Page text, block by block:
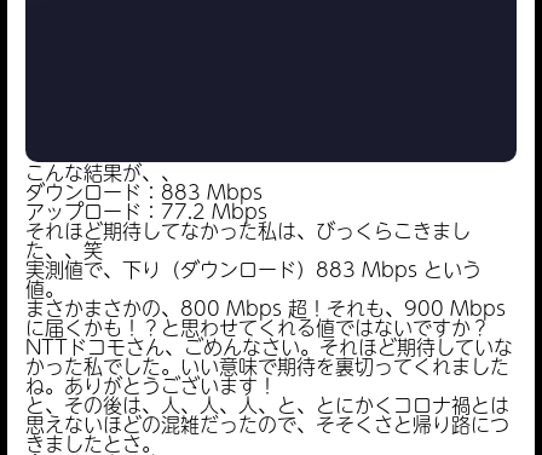
こんな結果が、、
ダウンロード：883 Mbps
アップロード：77.2 Mbps
それほど期待してなかった私は、びっくらこきまし
た、、笑
実測値で、下り（ダウンロード）883 Mbps という
値。
まさかまさかの、800 Mbps 超！それも、900 Mbps
に届くかも！？と思わせてくれる値ではないですか？
NTTドコモさん、ごめんなさい。それほど期待していな
かった私でした。いい意味で期待を裏切ってくれました
ね。ありがとうございます！
と、その後は、人、人、人、と、とにかくコロナ禍とは
思えないほどの混雑だったので、そそくさと帰り路につ
きましたとさ。